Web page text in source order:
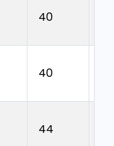
40
40
44